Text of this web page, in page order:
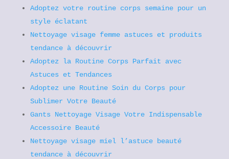
Adoptez votre routine corps semaine pour un
style éclatant
Nettoyage visage femme astuces et produits
tendance à découvrir
Adoptez la Routine Corps Parfait avec
Astuces et Tendances
Adoptez une Routine Soin du Corps pour
Sublimer Votre Beauté
Gants Nettoyage Visage Votre Indispensable
Accessoire Beauté
Nettoyage visage miel l’astuce beauté
tendance à découvrir